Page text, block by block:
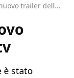
Chucky: ecco il nuovo trailer della serie tv
è stato